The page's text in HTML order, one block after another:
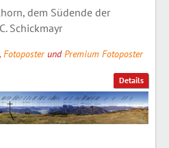
Details
dem Südende der
Schickmayr
, FotoposterundPremium Fotoposter